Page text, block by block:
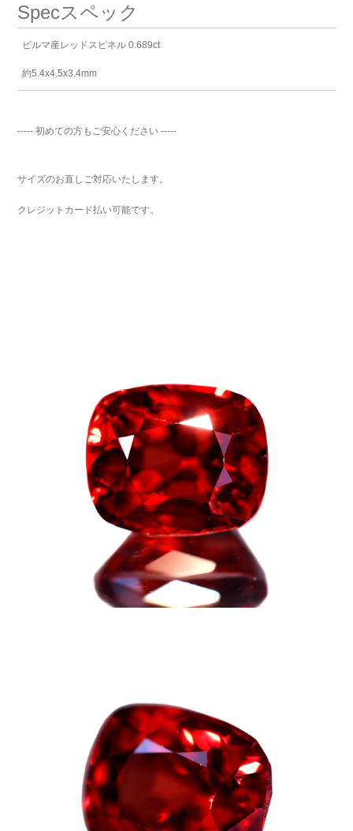
Specスペック
ビルマ産レッドスピネル 0.689ct
約5.4x4.5x3.4mm
----- 初めての方もご安心ください -----
サイズのお直しご対応いたします。
クレジットカード払い可能です。